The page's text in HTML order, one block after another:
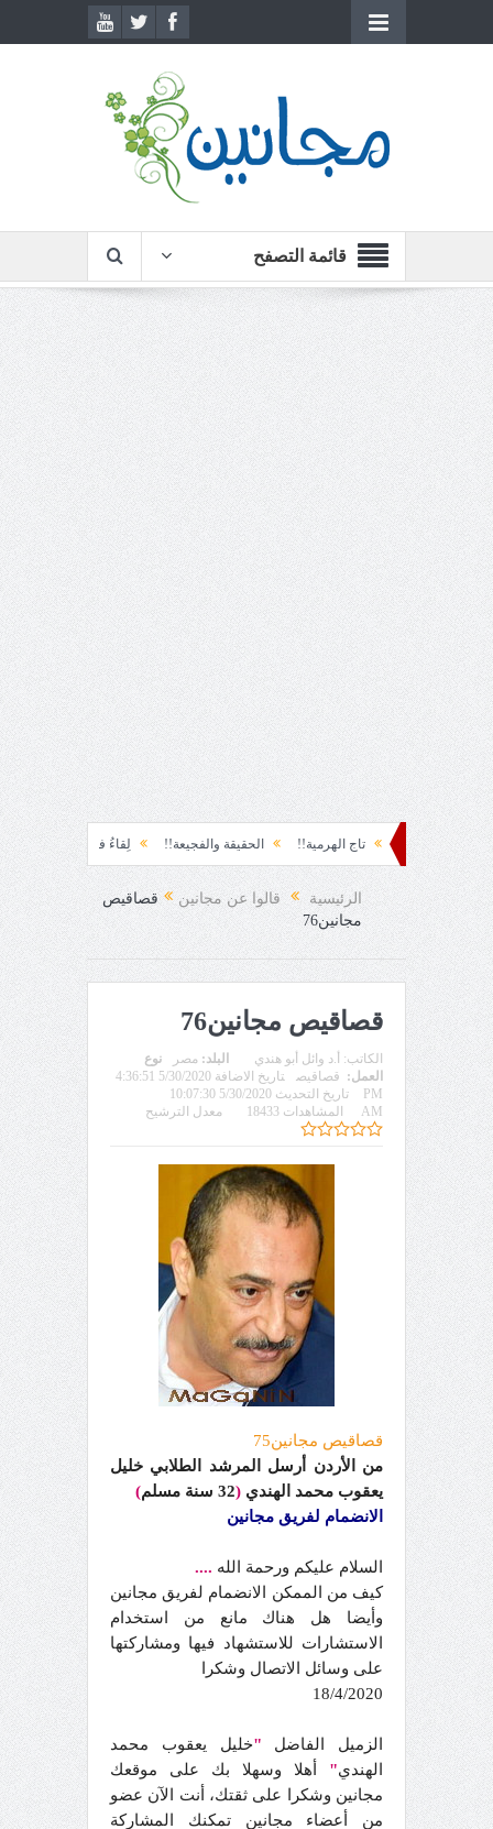
قائمة التصفح
تاج الهرمية!! الحقيقة والفجيعة!! لِقاءُ في المَطَرِ! أين القيادة!!
الرئيسية قالوا عن مجانين
قصاقيص
مجانين76
قصاقيص مجانين76
الكاتب: أ.د وائل أبو هندي البلد: مصر
نوع
العمل: قصاقيص
تاريخ الاضافة 5/30/2020 4:36:51
PM
تاريخ التحديث 5/30/2020 10:07:30
AM
المشاهدات 18433 معدل الترشيح
قصاقيص مجانين75
من الأردن أرسل المرشد الطلابي خليل
يعقوب محمد الهندي (32 سنة مسلم
)
الانضمام لفريق مجانين
السلام عليكم ورحمة الله ....
كيف من الممكن الانضمام لفريق مجانين
وأيضا هل هناك مانع من استخدام
الاستشارات للاستشهاد فيها ومشاركتها
على وسائل الاتصال وشكرا
18/4/2020
الزميل الفاضل "خليل يعقوب محمد
الهندي" أهلا وسهلا بك على موقعك
مجانين وشكرا على ثقتك، أنت الآن عضو
من أعضاء مجانين تمكنك المشاركة